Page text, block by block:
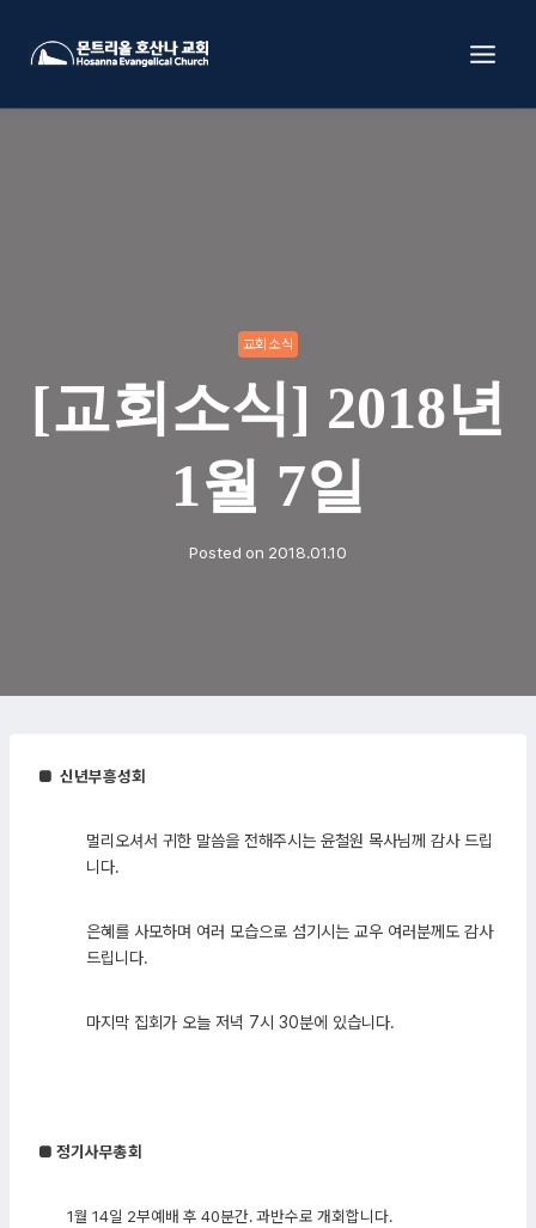
교회소식
[교회소식] 2018년
1월 7일
Posted on 2018.01.10
■ 신년부흥성회
멀리오셔서 귀한 말씀을 전해주시는 윤철원 목사님께 감사 드립
니다.
은혜를 사모하며 여러 모습으로 섬기시는 교우 여러분께도 감사
드립니다.
마지막 집회가 오늘 저녁 7시 30분에 있습니다.
■ 정기사무총회
1월 14일 2부예배 후 40분간. 과반수로 개회합니다.